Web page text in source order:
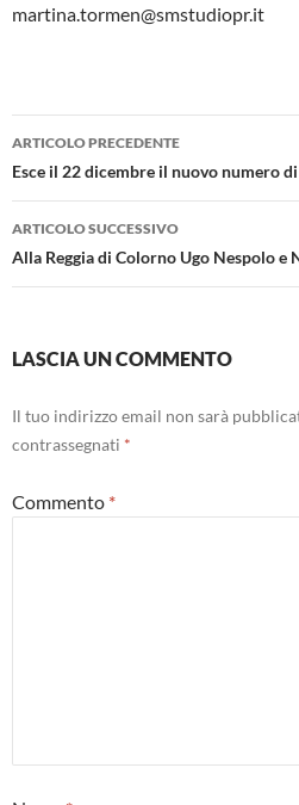
martina.tormen@smstudiopr.it
Navigazione
articolo
ARTICOLO PRECEDENTE
Esce il 22 dicembre il nuovo numero
ARTICOLO SUCCESSIVO
Alla Reggia di Colorno Ugo Nespolo e
LASCIA UN COMMENTO
Il tuo indirizzo email non sarà
contrassegnati *
Commento *